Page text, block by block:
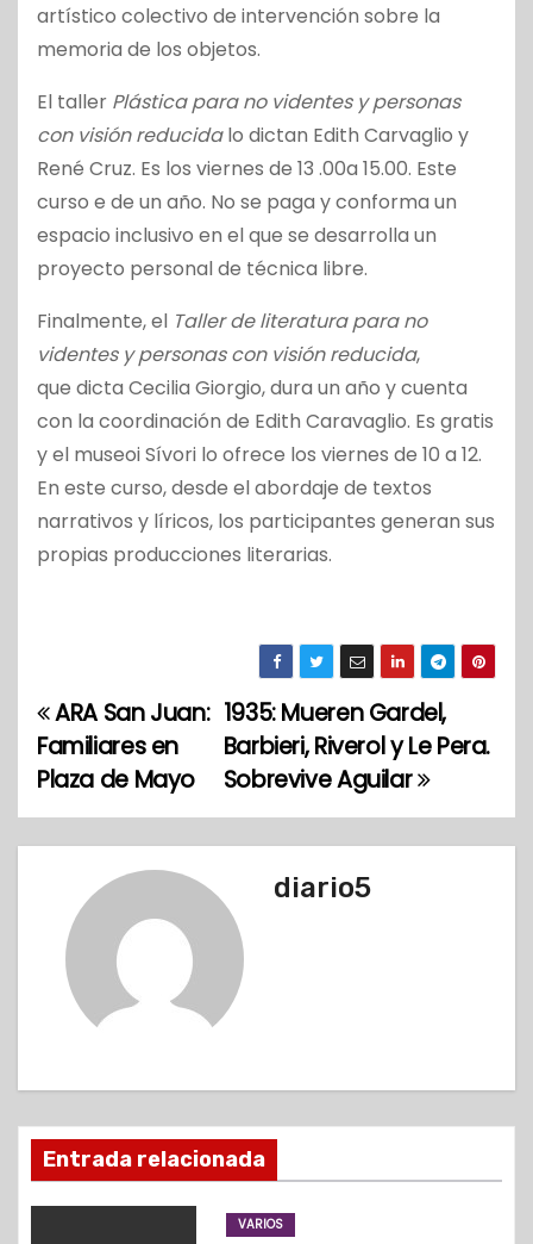
artístico colectivo de intervención sobre la
memoria de los objetos.
El taller Plástica para no videntes y personas
con visión reducidalo dictan Edith Carvaglio y
René Cruz. Es los viernes de 13 .00a 15.00. Este
curso e de un año. No se paga y conforma un
espacio inclusivo en el que se desarrolla un
proyecto personal de técnica libre.
Finalmente, el Taller de literatura para no
videntes y personas con visión reducida,
que dicta Cecilia Giorgio, dura un año y cuenta
con la coordinación de Edith Caravaglio. Es gratis
y el museoi Sívori lo ofrece los viernes de 10 a 12.
En este curso, desde el abordaje de textos
narrativos y líricos, los participantes generan sus
propias producciones literarias.
N
a
v
ó
n
1935: Mueren Gardel,
Barbieri, Riverol y Le Pera.
Sobrevive Aguilar
ARA San Juan:
Familiares en
Plaza de Mayo
diario5
Entrada relacionada
VARIOS